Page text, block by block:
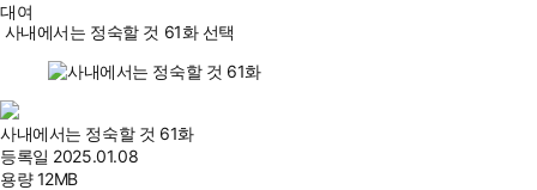
대여
사내에서는 정숙할 것 61화 선택
사내에서는 정숙할 것 61화
등록일 2025.01.08
용량12MB